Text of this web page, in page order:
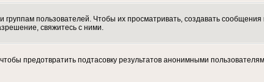
пользователей. Чтобы их просматривать, создавать
свяжитесь с ними.
предотвратить подтасовку результатов анонимными